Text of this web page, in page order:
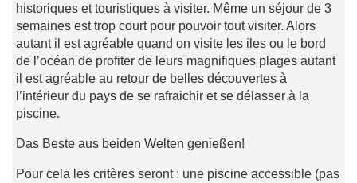
historiques et touristiques à visiter. Même un séjour de 3
semaines est trop court pour pouvoir tout visiter. Alors
autant il est agréable quand on visite les iles ou le bord
de l’océan de profiter de leurs magnifiques plages autant
il est agréable au retour de belles découvertes à
l’intérieur du pays de se rafraichir et se délasser à la
piscine.
Das Beste aus beiden Welten genießen!
Pour cela les critères seront : une piscine accessible (pas